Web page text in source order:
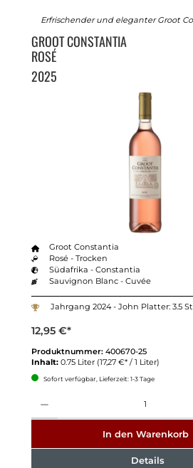
Erfrischender und eleganter Groot
GROOT CONSTANTIA
ROSÉ
2025
Groot Constantia
Rosé - Trocken
Südafrika - Constantia
Sauvignon Blanc - Cuvée
Jahrgang 2024 - John Platter: 3.5
12,95 €*
Produktnummer: 400670-25
Inhalt: 0.75 Liter (17,27 €* / 1 Liter)
Sofort verfügbar, Lieferzeit: 1-3 Tage
In den Warenkorb
Details